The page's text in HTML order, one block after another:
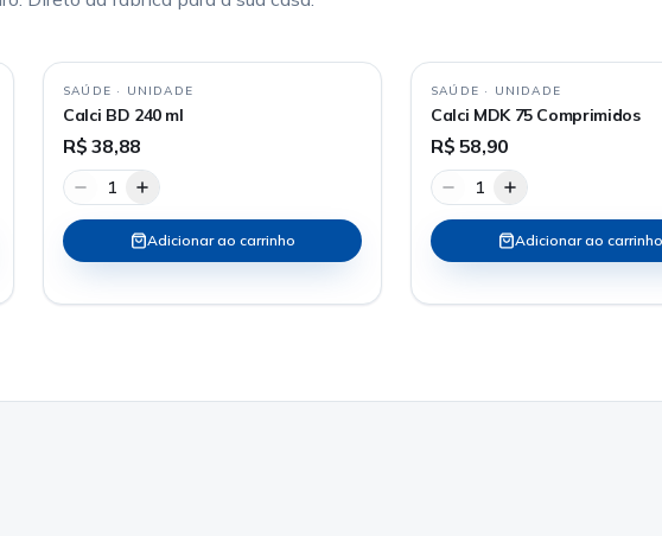
SAÚDE · UNIDADE
Calci BD 240 ml
R$ 38,88
1
Adicionar ao carrinho
SAÚDE · UNIDADE
Calci MDK 75 Comprimidos
R$ 58,90
1
Adicionar ao carrinho